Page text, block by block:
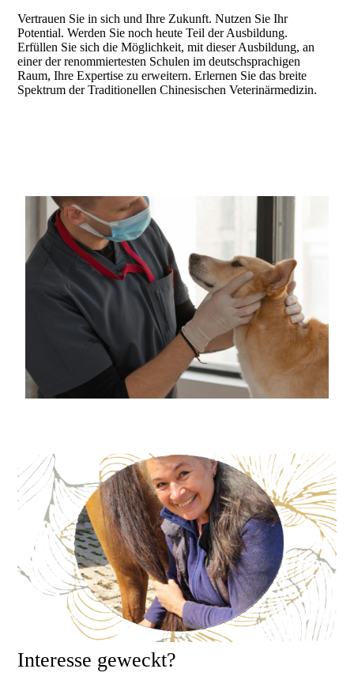
Vertrauen Sie in sich und Ihre Zukunft. Nutzen Sie Ihr
Potential. Werden Sie noch heute Teil der Ausbildung.
Erfüllen Sie sich die Möglichkeit, mit dieser Ausbildung, an
einer der renommiertesten Schulen im deutschsprachigen
Raum, Ihre Expertise zu erweitern. Erlernen Sie das breite
Spektrum der Traditionellen Chinesischen Veterinärmedizin.
Interesse geweckt?